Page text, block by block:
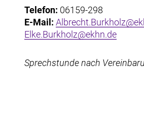
Telefon: 06159-298
E-Mail:
Elke.Burkholz@ekhn.de
Sprechstunde nach